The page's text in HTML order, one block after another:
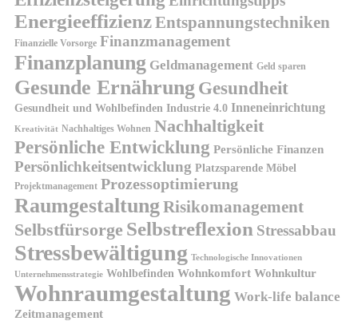
EnergieeffizienzEntspannungstechniken
Finanzielle Vorsorge Finanzmanagement
Finanzplanung Geldmanagement Geld sparen
Gesunde Ernährung Gesundheit
Gesundheit und Wohlbefinden Industrie 4.0 Inneneinrichtung
Kreativität Nachhaltiges Wohnen Nachhaltigkeit
Persönliche Entwicklung Persönliche Finanzen
Persönlichkeitsentwicklung Platzsparende Möbel
Projektmanagement Prozessoptimierung
Raumgestaltung Risikomanagement
Selbstfürsorge Selbstreflexion Stressabbau
Stressbewältigung Technologische Innovationen
Unternehmensstrategie Wohlbefinden Wohnkomfort Wohnkultur
Wohnraumgestaltung Work-life balance
Zeitmanagement